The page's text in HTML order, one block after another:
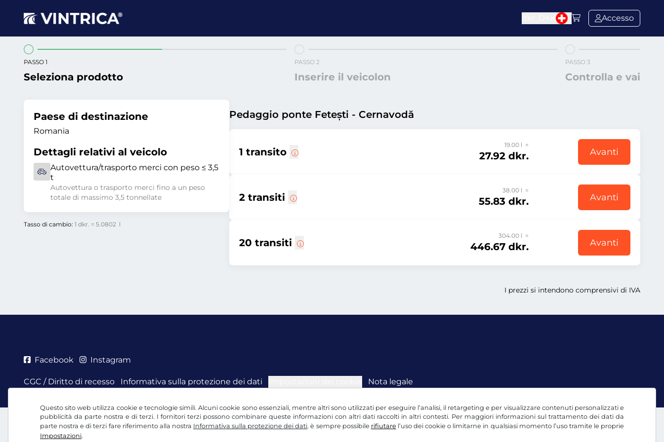
Questo sito web utilizza cookie e tecnologie simili. Alcuni cookie sono essenziali, mentre altri sono utilizzati per eseguire l’analisi, il retargeting e per visualizzare contenuti personalizzati e
pubblicità da parte nostra e di terzi. I fornitori terzi possono combinare queste informazioni con altri dati raccolti in altri contesti. Per maggiori informazioni sul trattamento dei dati da
parte nostra e di terzi fare riferimento alla nostra Informativa sulla protezione dei dati. è sempre possibile rifiutarel’uso dei cookie o limitarne in qualsiasi momento l’uso tramite le proprie
Impostazioni.
Accesso
PASSO 1
Seleziona prodotto
PASSO 2
Inserire il veicolon
PASSO 3
Controlla e vai
Paese di destinazione
Romania
Dettagli relativi al veicolo
Autovettura/trasporto merci con peso ≤ 3,5
t
Autovettura o trasporto merci fino a un peso
totale di massimo 3,5 tonnellate
Tasso di cambio: 1 dkr. = 5.0802 l
Pedaggio ponte Fetești - Cernavodă
1 transito
19.00 l =
27.92 dkr. Avanti
2 transiti
38.00 l =
55.83 dkr. Avanti
20 transiti
304.00 l =
446.67 dkr. Avanti
I prezzi si intendono comprensivi di IVA
Facebook Instagram
CGC / Diritto di recesso Informativa sulla protezione dei dati Nota legale